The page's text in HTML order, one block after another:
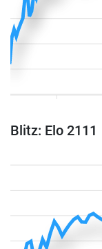
Blitz: Elo 2111